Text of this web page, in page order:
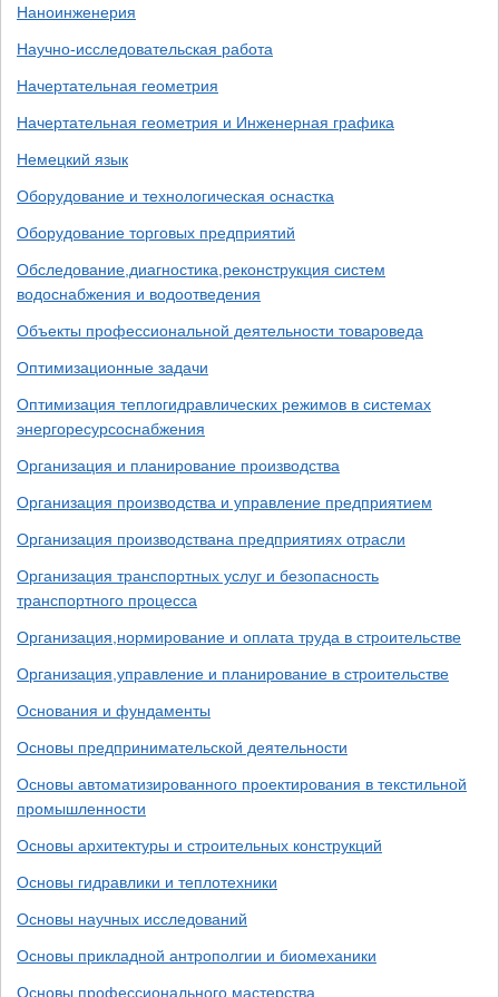
Наноинженерия
Научно-исследовательская работа
Начертательная геометрия
Начертательная геометрия и Инженерная графика
Немецкий язык
Оборудование и технологическая оснастка
Оборудование торговых предприятий
Обследование,диагностика,реконструкция систем
водоснабжения и водоотведения
Объекты профессиональной деятельности товароведа
Оптимизационные задачи
Оптимизация теплогидравлических режимов в системах
энергоресурсоснабжения
Организация и планирование производства
Организация производства и управление предприятием
Организация производствана предприятиях отрасли
Организация транспортных услуг и безопасность
транспортного процесса
Организация,нормирование и оплата труда в строительстве
Организация,управление и планирование в строительстве
Основания и фундаменты
Основы предпринимательской деятельности
Основы автоматизированного проектирования в текстильной
промышленности
Основы архитектуры и строительных конструкций
Основы гидравлики и теплотехники
Основы научных исследований
Основы прикладной антрополгии и биомеханики
Основы профессионального мастерства